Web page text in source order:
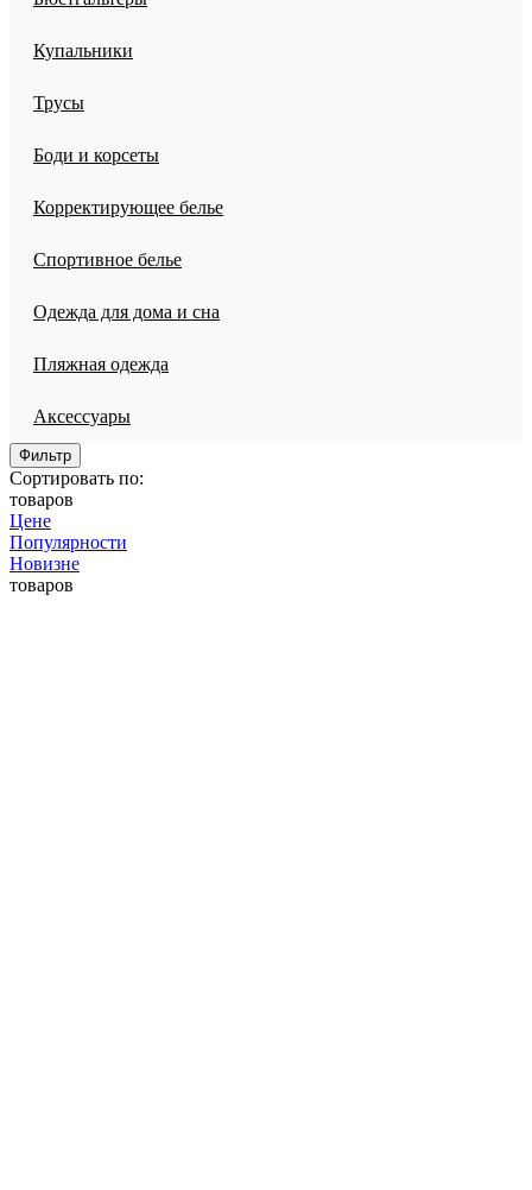
Купальники
Трусы
Боди и корсеты
Корректирующее белье
Спортивное белье
Одежда для дома и сна
Пляжная одежда
Аксессуары
Фильтр
Сортировать по:
товаров
Цене
Популярности
Новизне
товаров